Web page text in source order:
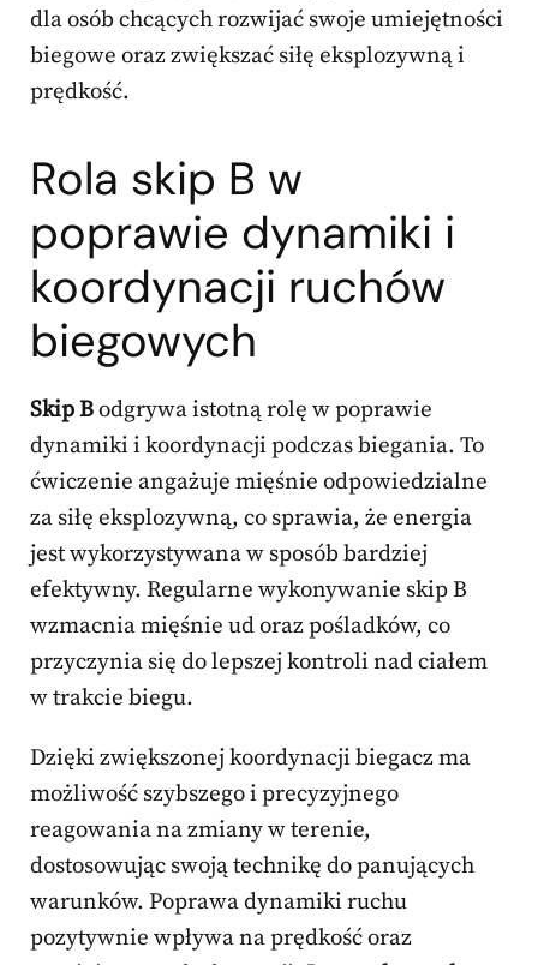
dla osób chcących rozwijać swoje umiejętności
biegowe oraz zwiększać siłę eksplozywną i
prędkość.
Rola skip B w
poprawie dynamiki i
koordynacji ruchów
biegowych
Skip Bodgrywa istotną rolę w poprawie
dynamiki i koordynacji podczas biegania. To
ćwiczenie angażuje mięśnie odpowiedzialne
za siłę eksplozywną, co sprawia, że energia
jest wykorzystywana w sposób bardziej
efektywny. Regularne wykonywanie skip B
wzmacnia mięśnie ud oraz pośladków, co
przyczynia się do lepszej kontroli nad ciałem
w trakcie biegu.
Dzięki zwiększonej koordynacji biegacz ma
możliwość szybszego i precyzyjnego
reagowania na zmiany w terenie,
dostosowując swoją technikę do panujących
warunków. Poprawa dynamiki ruchu
pozytywnie wpływa na prędkość oraz